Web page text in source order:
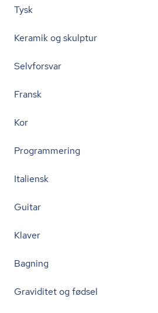
Tysk
Keramik og skulptur
Selvforsvar
Fransk
Kor
Programmering
Italiensk
Guitar
Klaver
Bagning
Graviditet og fødsel